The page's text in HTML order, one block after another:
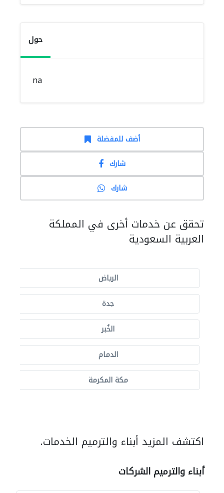
حول
na
أضف للمفضلة
شارك
شارك
تحقق عن خدمات أخرى في المملكة
العربية السعودية
الرياض
جدة
الخُبر
الدمام
مكة المكرمة
اكتشف المزيد أبناء والترميم الخدمات.
أبناء والترميم الشركات